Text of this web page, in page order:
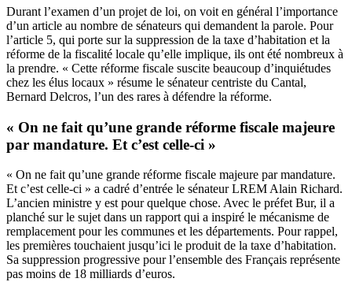
Durant l’examen d’un projet de loi, on voit en général l’importance
d’un article au nombre de sénateurs qui demandent la parole. Pour
l’article 5, qui porte sur la suppression de la taxe d’habitation et la
réforme de la fiscalité locale qu’elle implique, ils ont été nombreux à
la prendre. « Cette réforme fiscale suscite beaucoup d’inquiétudes
chez les élus locaux » résume le sénateur centriste du Cantal,
Bernard Delcros, l’un des rares à défendre la réforme.
« On ne fait qu’une grande réforme fiscale majeure
par mandature. Et c’est celle-ci »
« On ne fait qu’une grande réforme fiscale majeure par mandature.
Et c’est celle-ci » a cadré d’entrée le sénateur LREM Alain Richard.
L’ancien ministre y est pour quelque chose. Avec le préfet Bur, il a
planché sur le sujet dans un rapport qui a inspiré le mécanisme de
remplacement pour les communes et les départements. Pour rappel,
les premières touchaient jusqu’ici le produit de la taxe d’habitation.
Sa suppression progressive pour l’ensemble des Français représente
pas moins de 18 milliards d’euros.